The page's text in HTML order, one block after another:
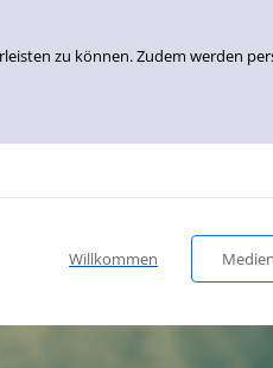
zu können. Zudem werden
Willkommen